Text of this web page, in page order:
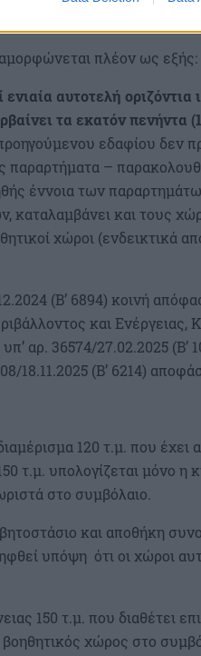
πλέον ως εξής:
αυτοτελή οριζόντια
τα εκατόν πενήντα
εδαφίου δεν
–
έννοια των
και τους
χώροι (ενδεικτικά
(Β’ 6894) κοινή
και Ενέργειας,
αρ. 36574/27.02.2025 (Β’
18.11.2025 (Β’ 6214)
120 τ.μ. που έχει
τ.μ. υπολογίζεται μόνο η
στο συμβόλαιο.
και αποθήκη
υπόψη ότι οι χώροι
150 τ.μ. που διαθέτει
χώρος στο